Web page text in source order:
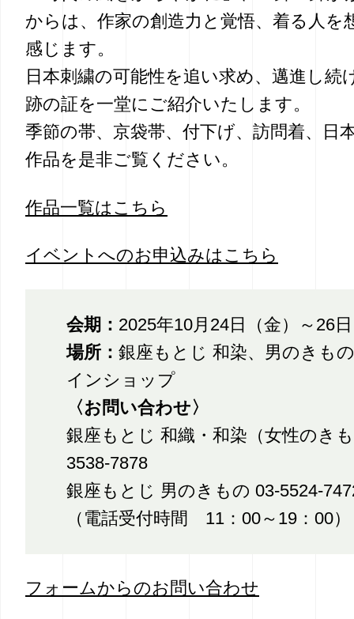
からは、作家の創造力と覚悟、着る人を
感じます。
日本刺繍の可能性を追い求め、邁進し続
跡の証を一堂にご紹介いたします。
季節の帯、京袋帯、付下げ、訪問着、日
作品を是非ご覧ください。
作品一覧はこちら
イベントへのお申込みはこちら
会期： 2025年10月24日（金）～26
場所：銀座もとじ 和染、男のきも
インショップ
〈お問い合わせ〉
銀座もとじ 和織・和染（女性のき
3538-7878
銀座もとじ 男のきもの 03-5524-
（電話受付時間 11：00～19：00）
フォームからのお問い合わせ